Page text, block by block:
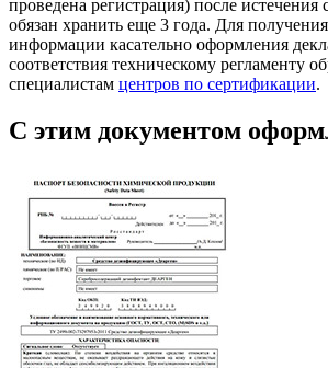
проведена регистрация) после истечения
обязан хранить еще 3 года. Для
информации касательно оформления
соответствия техническому регламенту
специалистам центров по сертификации.
С этим документом